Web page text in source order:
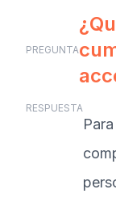
PREGUNTA
RESPUESTA